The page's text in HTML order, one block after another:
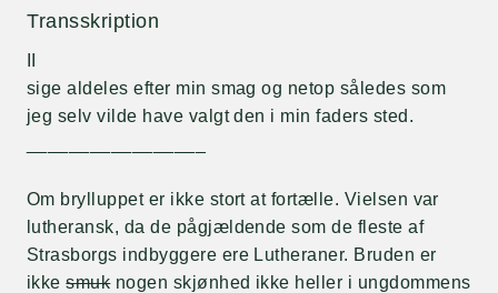
Transskription
sige aldeles efter min smag og netop således som
jeg selv vilde have valgt den i min faders sted.
Om brylluppet er ikke stort at fortælle. Vielsen var
lutheransk, da de pågjældende som de fleste af
Strasborgs indbyggere ere Lutheraner. Bruden er
ikkesmuknogen skjønhed ikke heller i ungdommens